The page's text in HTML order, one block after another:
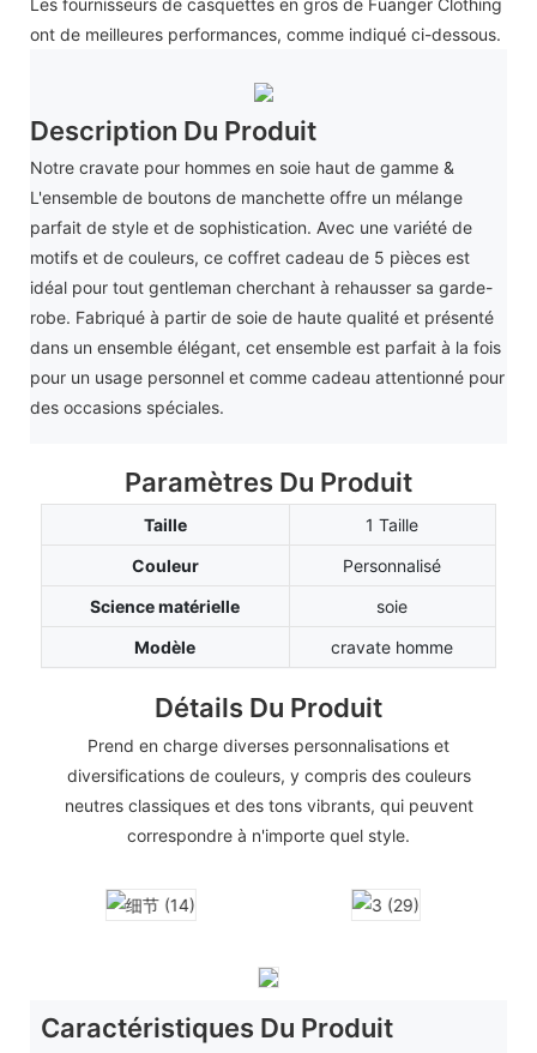
ont de meilleures performances, comme indiqué ci-dessous.
Description Du Produit
Notre cravate pour hommes en soie haut de gamme &
L'ensemble de boutons de manchette offre un mélange
parfait de style et de sophistication. Avec une variété de
motifs et de couleurs, ce coffret cadeau de 5 pièces est
idéal pour tout gentleman cherchant à rehausser sa garde-
robe. Fabriqué à partir de soie de haute qualité et présenté
dans un ensemble élégant, cet ensemble est parfait à la fois
pour un usage personnel et comme cadeau attentionné pour
des occasions spéciales.
Paramètres Du Produit
Taille
1 Taille
Couleur
Personnalisé
Science matérielle
soie
Modèle
cravate homme
Détails Du Produit
Prend en charge diverses personnalisations et
diversifications de couleurs, y compris des couleurs
neutres classiques et des tons vibrants, qui peuvent
correspondre à n'importe quel style.
Caractéristiques Du Produit